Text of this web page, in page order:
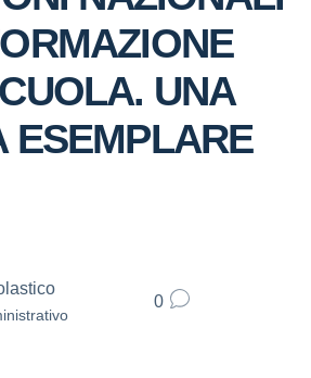
UNA
ESEMPLARE
0